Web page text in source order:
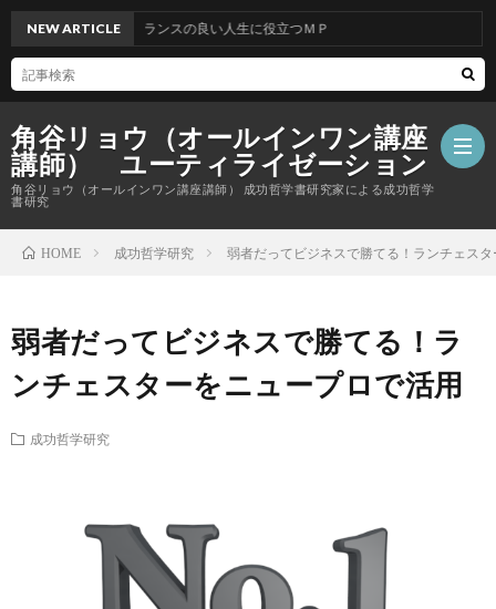
角谷リョウ（オールインワン講座
講師） ユーティライゼーション
角谷リョウ（オールインワン講座講師） 成功哲学書研究家による成功哲学
書研究
NEW ARTICLEバランスの良い人生に役立つＭＰ
HOME 成功哲学研究 弱者だってビジネスで勝てる！ランチェス
弱者だってビジネスで勝てる！ラ
ンチェスターをニュープロで活用
成功哲学研究